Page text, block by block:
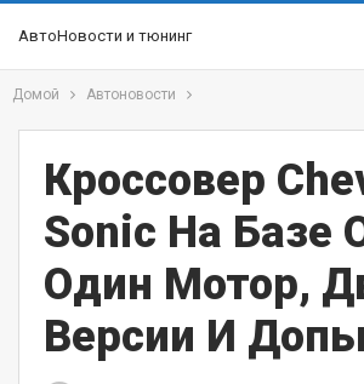
АвтоНовости и тюнинг
Домой Автоновости
Кроссовер
Sonic На Базе
Один Мотор,
Версии И Допы